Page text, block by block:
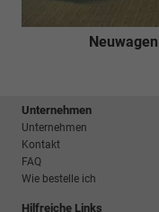
Unternehmen
Unternehmen
Kontakt
FAQ
Wie bestelle ich
Hilfreiche Links